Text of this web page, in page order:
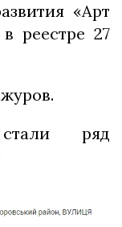
«Арт
реестре 27
ряд